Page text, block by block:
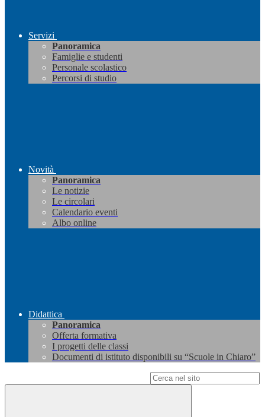
Servizi
Panoramica
Famiglie e studenti
Personale scolastico
Percorsi di studio
Novità
Panoramica
Le notizie
Le circolari
Calendario eventi
Albo online
Didattica
Panoramica
Offerta formativa
I progetti delle classi
Documenti di istituto disponibili su “Scuole in Chiaro”